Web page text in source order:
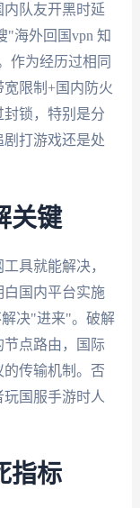
队友开黑时延
"海外回国vpn 知
作为经历过相同
限制+国内防火
锁，特别是分
打游戏还是处
关键
具就能解决，
国内平台实施
决"进来"。破解
点路由，国际
传输机制。否
国服手游时人
指标